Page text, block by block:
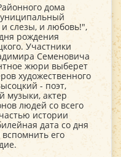
дома
слезы, и любовь!",
рождения
Участники
Семеновича
жюри выберет
художественного
- поэт,
музыки, актер
людей со всего
истории
дата со дня
его